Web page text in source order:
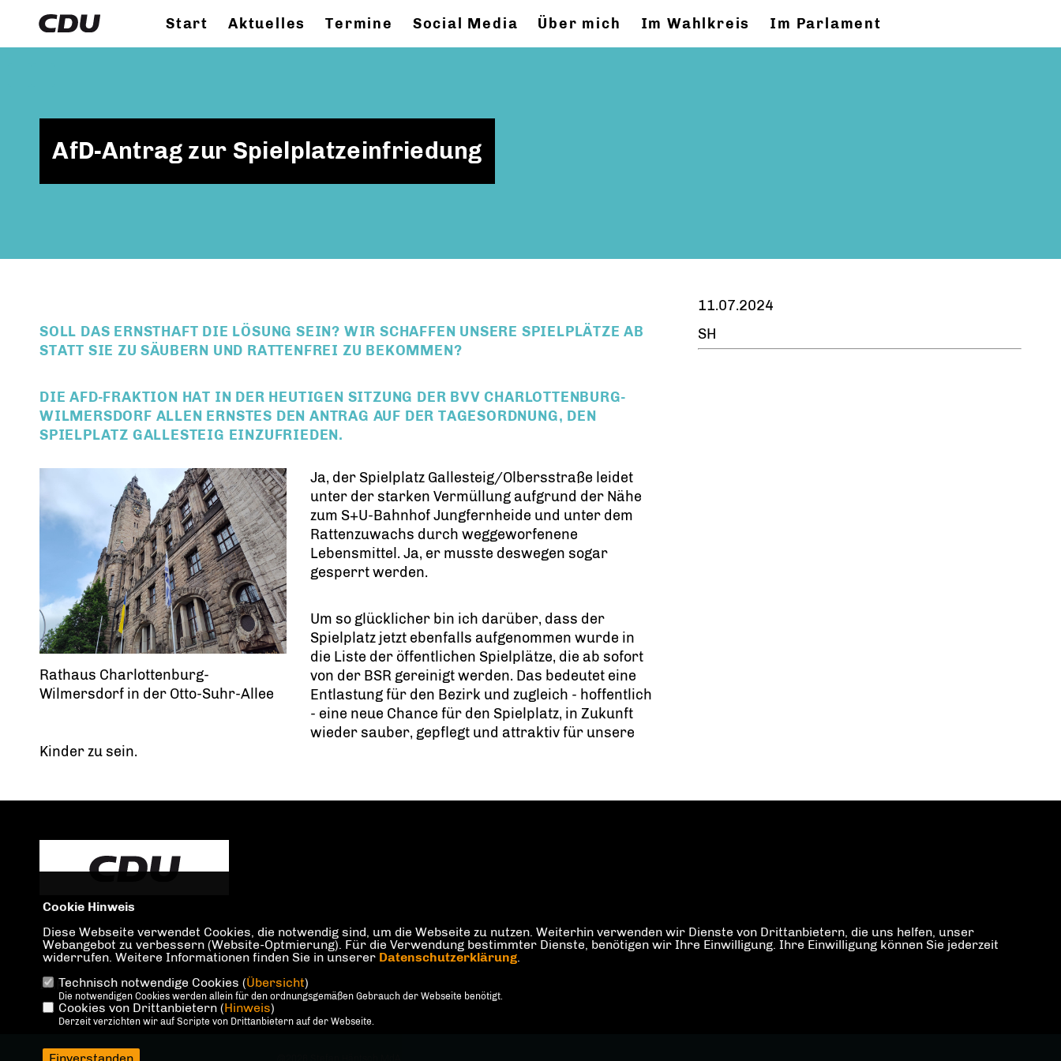
Start Aktuelles Termine Social Media Über mich Im Wahlkreis Im Parlament
AfD-Antrag zur Spielplatzeinfriedung
SOLL DAS ERNSTHAFT DIE LÖSUNG SEIN? WIR SCHAFFEN UNSERE SPIELPLÄTZE AB
STATT SIE ZU SÄUBERN UND RATTENFREI ZU BEKOMMEN?
DIE AFD-FRAKTION HAT IN DER HEUTIGEN SITZUNG DER BVV CHARLOTTENBURG-
WILMERSDORF ALLEN ERNSTES DEN ANTRAG AUF DER TAGESORDNUNG, DEN
SPIELPLATZ GALLESTEIG EINZUFRIEDEN.
Rathaus Charlottenburg-
Wilmersdorf in der Otto-Suhr-Allee
Ja, der Spielplatz Gallesteig/Olbersstraße leidet
unter der starken Vermüllung aufgrund der Nähe
zum S+U-Bahnhof Jungfernheide und unter dem
Rattenzuwachs durch weggeworfenene
Lebensmittel. Ja, er musste deswegen sogar
gesperrt werden.
Um so glücklicher bin ich darüber, dass der
Spielplatz jetzt ebenfalls aufgenommen wurde in
die Liste der öffentlichen Spielplätze, die ab sofort
von der BSR gereinigt werden. Das bedeutet eine
Entlastung für den Bezirk und zugleich - hoffentlich
- eine neue Chance für den Spielplatz, in Zukunft
wieder sauber, gepflegt und attraktiv für unsere
Kinder zu sein.
11.07.2024
SH
IMPRESSUM DATENSCHUTZ KONTAKT
Cookie Hinweis
Diese Webseite verwendet Cookies, die notwendig sind, um die Webseite zu nutzen. Weiterhin verwenden wir Dienste von Drittanbietern, die uns helfen, unser
Webangebot zu verbessern (Website-Optmierung). Für die Verwendung bestimmter Dienste, benötigen wir Ihre Einwilligung. Ihre Einwilligung können Sie jederzeit
widerrufen. Weitere Informationen finden Sie in unserer Datenschutzerklärung.
Technisch notwendige Cookies (Übersicht)
Die notwendigen Cookies werden allein für den ordnungsgemäßen Gebrauch der Webseite benötigt.
Cookies von Drittanbietern (Hinweis)
Derzeit verzichten wir auf Scripte von Drittanbietern auf der Webseite.